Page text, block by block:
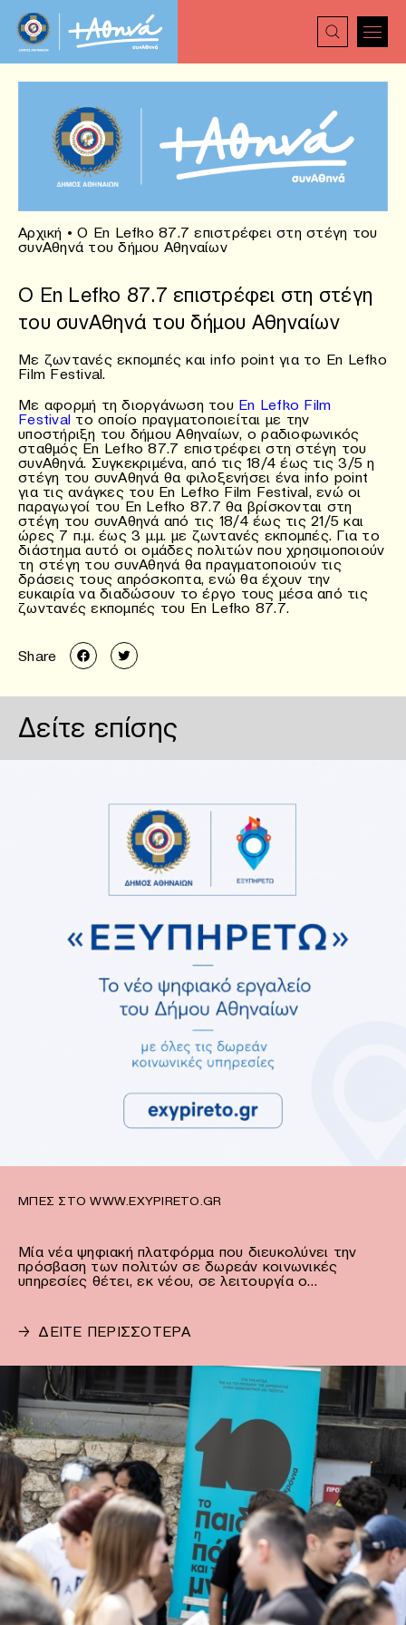
Αρχική •Ο En Lefko 87.7 επιστρέφει στη στέγη του
συνΑθηνά του δήμου Αθηναίων
Ο En Lefko 87.7 επιστρέφει στη στέγη
του συνΑθηνά του δήμου Αθηναίων
Με ζωντανές εκπομπές και info point για το En Lefko
Film Festival.
Με αφορμή τη διοργάνωση του En Lefko Film
Festival το οποίο πραγματοποιείται με την
υποστήριξη του δήμου Αθηναίων, ο ραδιοφωνικός
σταθμός Εn Lefko 87.7 επιστρέφει στη στέγη του
συνΑθηνά. Συγκεκριμένα, από τις 18/4 έως τις 3/5 η
στέγη του συνΑθηνά θα φιλοξενήσει ένα info point
για τις ανάγκες του En Lefko Film Festival, ενώ οι
παραγωγοί του En Lefko 87.7 θα βρίσκονται στη
στέγη του συνΑθηνά από τις 18/4 έως τις 21/5 και
ώρες 7 π.μ. έως 3 μ.μ. με ζωντανές εκπομπές. Για το
διάστημα αυτό οι ομάδες πολιτών που χρησιμοποιούν
τη στέγη του συνΑθηνά θα πραγματοποιούν τις
δράσεις τους απρόσκοπτα, ενώ θα έχουν την
ευκαιρία να διαδώσουν το έργο τους μέσα από τις
ζωντανές εκπομπές του En Lefko 87.7.
Share
Δείτε επίσης
ΜΠΕΣ ΣΤΟ WWW.EXYPIRETO.GR
Μία νέα ψηφιακή πλατφόρμα που διευκολύνει την
πρόσβαση των πολιτών σε δωρεάν κοινωνικές
υπηρεσίες θέτει, εκ νέου, σε λειτουργία ο…
→ ΔΕΙΤΕ ΠΕΡΙΣΣΟΤΕΡΑ